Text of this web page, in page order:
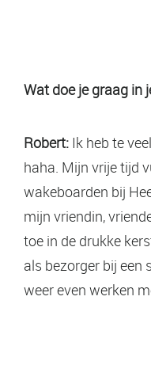
Wat doe je graag in
Robert: Ik heb te
haha. Mijn vrije tijd
wakeboarden bij
mijn vriendin,
toe in de drukke
als bezorger bij een
weer even werken